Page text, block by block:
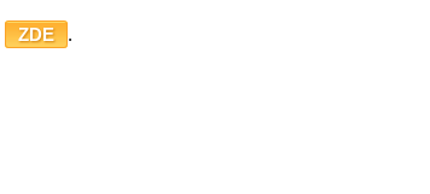
ZDE .